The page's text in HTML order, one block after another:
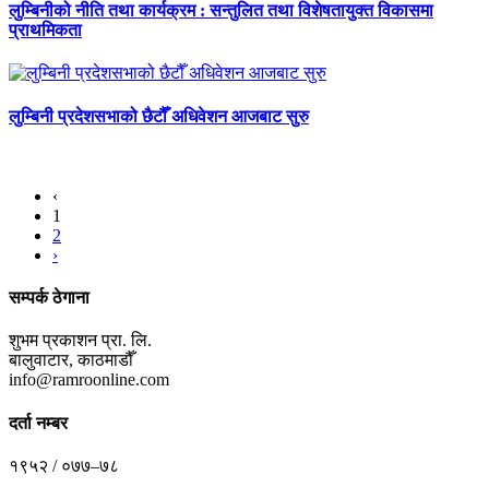
लुम्बिनीको नीति तथा कार्यक्रम : सन्तुलित तथा विशेषतायुक्त विकासमा
प्राथमिकता
लुम्बिनी प्रदेशसभाको छैटौँ अधिवेशन आजबाट सुरु
‹
1
2
›
सम्पर्क ठेगाना
शुभम प्रकाशन प्रा. लि.
बालुवाटार, काठमाडौँ
info@ramroonline.com
दर्ता नम्बर
१९५२ / ०७७–७८